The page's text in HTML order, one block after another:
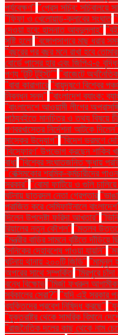
পর্যবেক্ষণ" "প্রেস সচিব: সচিবালয়ে
"ফিফা ও খেলোয়াড়-ক্লাবের সংঘাত
দেওয়া হবে: হাসনাত আবদুল্লাহ"
সৃষ্টি হলো "বঙ্গোপসাগরে মাছ ধরার
"বছরের পর বছর মনে রাখা হবে
বোর্ডে পাসের হার এবং জিপিএ-৫
পণ্য ‘টুটি টুইস্ট’" "বাজেটে
"বাবা কারাগারে "বায়ুদূষণে বিশ্বের
নিবন্ধন সনদ" "বাংলাদেশ ব্যাংক:
"বাংলাদেশে আওয়ামী লীগের
পাঠ্যবইতে মানচিত্র ও তথ্য বিষয়ে
গণবরখাস্তের নির্দেশনা আটকে দিলেন"
মাস্কের উদ্যোগ" "বিদেশ ভ্রমণে
'বিস্ফোরণ' উপভোগ করছেন শাকিব
বাধা "বিশ্বের সংঘাতজনিত ক্ষুধায়
"বেক্সিমকোর শ্রমিক-কর্মচারীদের
সরকার" "বোমা ফাটিয়ে ও গুলি
ঘটনায় ছাত্রদল নেতা গ্রেপ্তার
পরাজিত করে সেমিফাইনালে
দিলেন উপদেষ্টা ফরিদা আখতার"
রিয়ালের নতুন কৌশল" "মতলব
"মন্ত্রীর বাড়ির সামনে বৃষ্টিতে দাঁড়িয়ে
সৈনিকের দেহাবশেষ পাওয়া যায়নি"
ঘটনায় থানায় ২০০টি জিডি" "মামুনুল
অপরের সাথে সম্পর্কিত "মিরপুরে
বন্ধে বিক্ষোভ "মির্জা ফখরুল
সর্বকালের সেরা?" "যদি এই সরকার
ব্যক্তিদের প্রবেশ নিষিদ্ধ করছে"
"যুক্তরাষ্ট্র থেকে সামরিক বিমানে
"রাজনৈতিক দলের কাছ থেকে নাম